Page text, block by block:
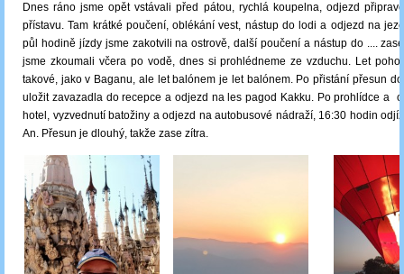
Dnes ráno jsme opět vstávali před pátou, rychlá koupelna, odjezd
přístavu. Tam krátké poučení, oblékání vest, nástup do lodi a odjezd na
půl hodině jízdy jsme zakotvili na ostrově, další poučení a nástup do ....
jsme zkoumali včera po vodě, dnes si prohlédneme ze vzduchu. Let
takové, jako v Baganu, ale let balónem je let balónem. Po přistání přesun
uložit zavazadla do recepce a odjezd na les pagod Kakku. Po prohlídce a
hotel, vyzvednutí batožiny a odjezd na autobusové nádraží, 16:30 hodin
An. Přesun je dlouhý, takže zase zítra.